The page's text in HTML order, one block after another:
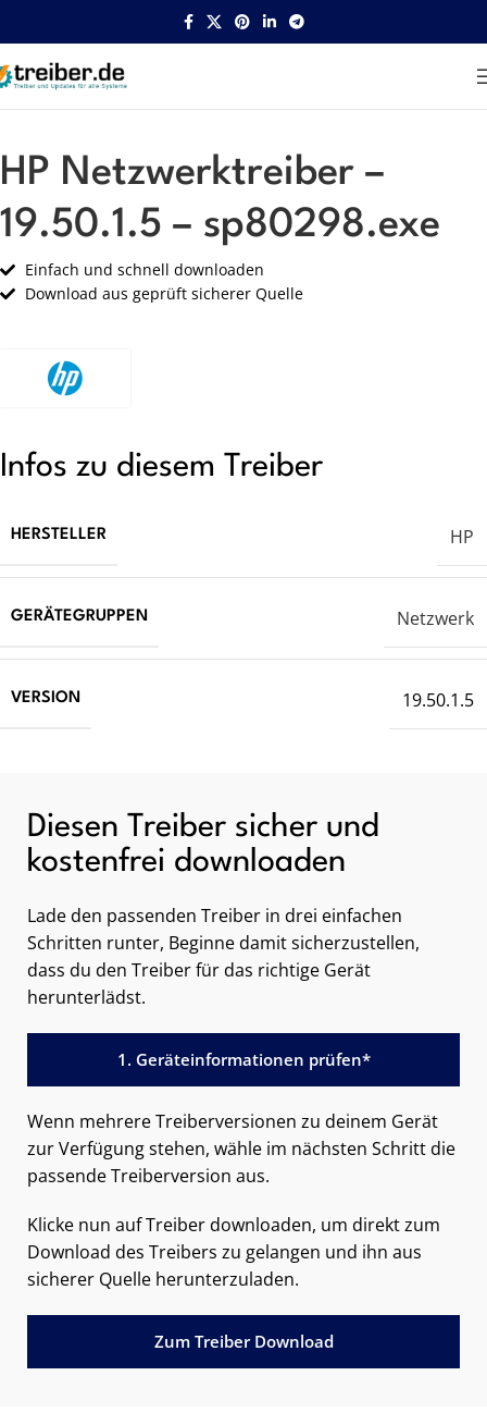
Startseite HP Netzwerk
HP Netzwerktreiber –
19.50.1.5 – sp80298.exe
Einfach und schnell downloaden
Download aus geprüft sicherer Quelle
Infos zu diesem Treiber
HERSTELLER HP
GERÄTEGRUPPEN Netzwerk
VERSION 19.50.1.5
Diesen Treiber sicher und
kostenfrei downloaden
Lade den passenden Treiber in drei einfachen
Schritten runter, Beginne damit sicherzustellen,
dass du den Treiber für das richtige Gerät
herunterlädst.
1. Geräteinformationen prüfen*
Wenn mehrere Treiberversionen zu deinem Gerät
zur Verfügung stehen, wähle im nächsten Schritt die
passende Treiberversion aus.
Klicke nun auf Treiber downloaden, um direkt zum
Download des Treibers zu gelangen und ihn aus
sicherer Quelle herunterzuladen.
Zum Treiber Download